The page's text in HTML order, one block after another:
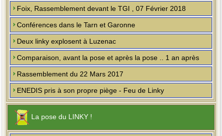
Foix, Rassemblement devant le TGI , 07 Février 2018
Conférences dans le Tarn et Garonne
Deux linky explosent à Luzenac
Comparaison, avant la pose et après la pose .. 1 an après
Rassemblement du 22 Mars 2017
ENEDIS pris à son propre piège - Feu de Linky
La pose du LINKY !